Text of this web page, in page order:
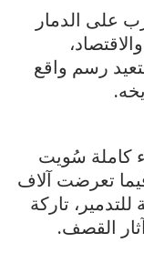
على الدمار
لتعيد رسم واقع
كاملة سُويت
تعرضت آلاف
تاركة
القصف.